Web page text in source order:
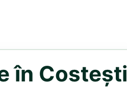
în Costești